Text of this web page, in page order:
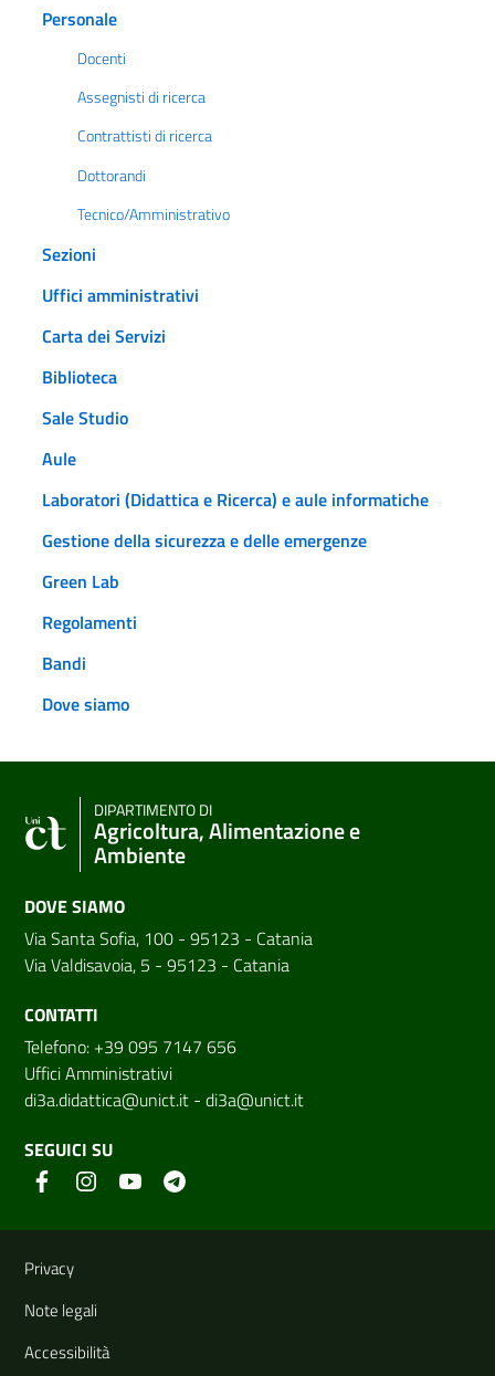
Personale
Docenti
Assegnisti di ricerca
Contrattisti di ricerca
Dottorandi
Tecnico/Amministrativo
Sezioni
Uffici amministrativi
Carta dei Servizi
Biblioteca
Sale Studio
Aule
Laboratori (Didattica e Ricerca) e aule informatiche
Gestione della sicurezza e delle emergenze
Green Lab
Regolamenti
Bandi
Dove siamo
DIPARTIMENTO DI
Agricoltura, Alimentazione e
Ambiente
DOVE SIAMO
Via Santa Sofia, 100 - 95123 - Catania
Via Valdisavoia, 5 - 95123 - Catania
CONTATTI
Telefono: +39 095 7147 656
Uffici Amministrativi
di3a.didattica@unict.it - di3a@unict.it
SEGUICI SU
Link e informazioni utili
Privacy
Note legali
Accessibilità